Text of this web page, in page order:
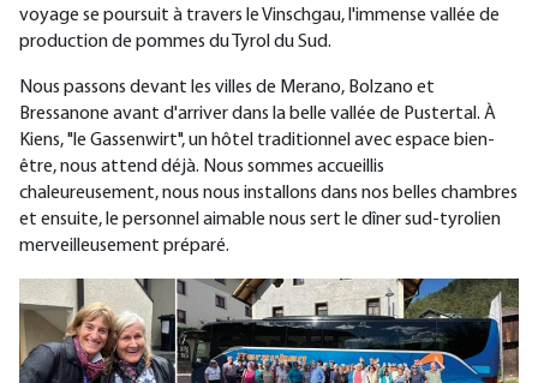
voyage se poursuit à travers le Vinschgau, l'immense vallée de
production de pommes du Tyrol du Sud.
Nous passons devant les villes de Merano, Bolzano et
Bressanone avant d'arriver dans la belle vallée de Pustertal. À
Kiens, "le Gassenwirt", un hôtel traditionnel avec espace bien-
être, nous attend déjà. Nous sommes accueillis
chaleureusement, nous nous installons dans nos belles chambres
et ensuite, le personnel aimable nous sert le dîner sud-tyrolien
merveilleusement préparé.